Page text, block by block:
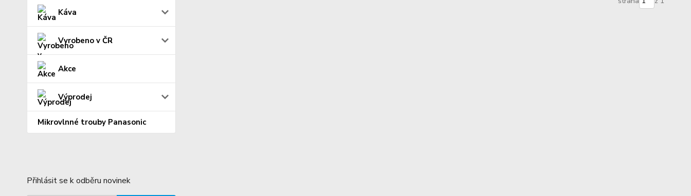
Káva
Vyrobeno v ČR
Akce
Výprodej
Mikrovlnné trouby Panasonic
Přihlásit se k odběru novinek